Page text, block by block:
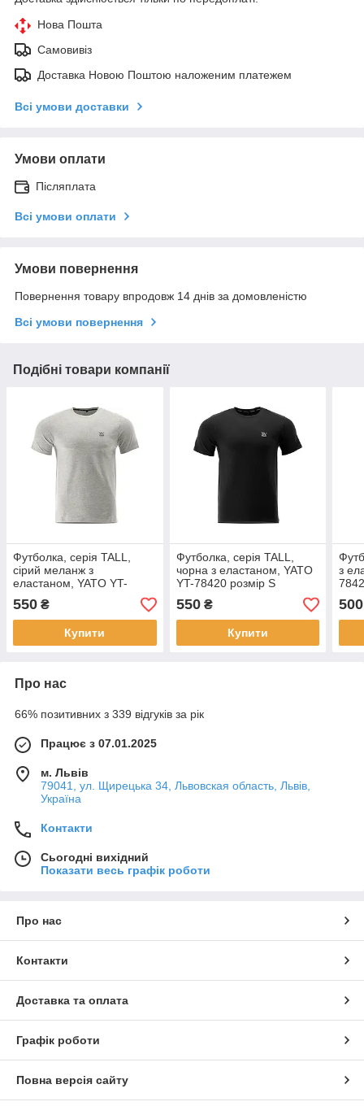
Нова Пошта
Самовивіз
Доставка Новою Поштою наложеним платежем
Всі умови доставки
Умови оплати
Післяплата
Всі умови оплати
Умови повернення
Повернення товару впродовж 14 днів за домовленістю
Всі умови повернення
Подібні товари компанії
Футболка, серія TALL,
сірий меланж з
еластаном, YATO YT-
78450 розмір S
550 ₴
Купити
Футболка, серія TALL,
чорна з еластаном, YATO
YT-78420 розмір S
550₴
Купити
з
500
Про нас
66% позитивних з 339 відгуків за рік
Працює з 07.01.2025
м. Львів
79041, ул. Щирецька 34, Львовская область, Львів,
Україна
Контакти
Сьогодні вихідний
Показати весь графік роботи
Про нас
Контакти
Доставка та оплата
Графік роботи
Повна версія сайту